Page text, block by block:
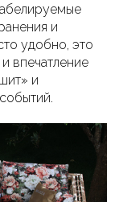
и
удобно, это
впечатление
и